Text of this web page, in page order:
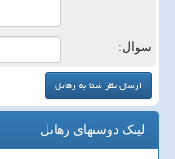
سوال:
لینک دوستهای رهاتل